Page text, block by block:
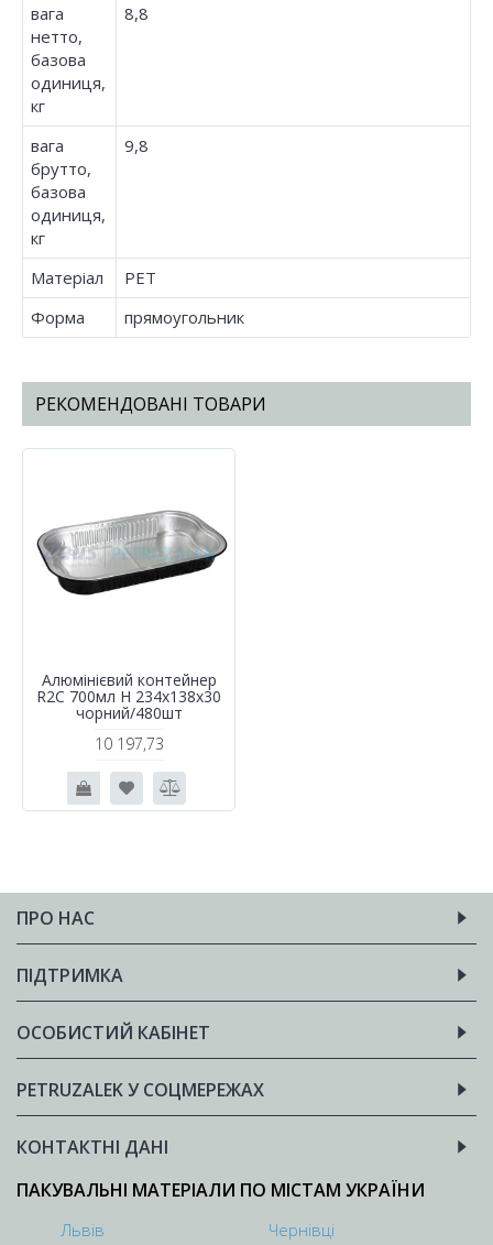
вага
нетто,
базова
одиниця,
кг
8,8
вага
брутто,
базова
одиниця,
кг
9,8
Матеріал
PET
Форма
прямоугольник
РЕКОМЕНДОВАНІ ТОВАРИ
Алюмінієвий контейнер
R2C 700мл Н 234х138х30
чорний/480шт
10 197,73
ПРО НАС
ПІДТРИМКА
ОСОБИСТИЙ КАБІНЕТ
PETRUZALEK У СОЦМЕРЕЖАХ
КОНТАКТНІ ДАНІ
ПАКУВАЛЬНІ МАТЕРІАЛИ ПО МІСТАМ УКРАЇНИ
Львів
Чернівці